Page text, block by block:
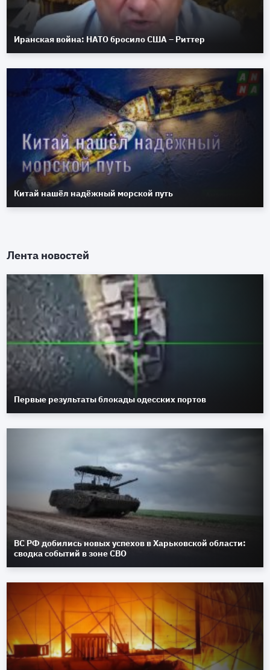
Иранская война: НАТО бросило США – Риттер
Китай нашёл надёжный морской путь
Лента новостей
Первые результаты блокады одесских портов
ВС РФ добились новых успехов в Харьковской области:
сводка событий в зоне СВО